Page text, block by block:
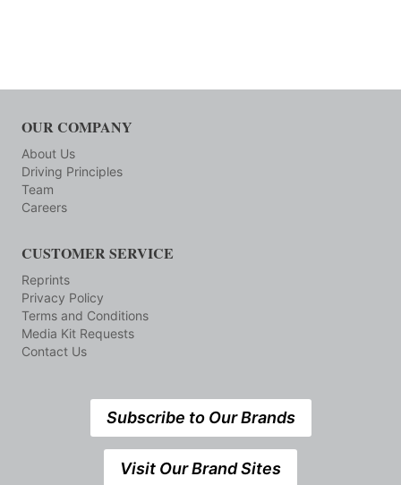
OUR COMPANY
About Us
Driving Principles
Team
Careers
CUSTOMER SERVICE
Reprints
Privacy Policy
Terms and Conditions
Media Kit Requests
Contact Us
Subscribe to Our Brands
Visit Our Brand Sites